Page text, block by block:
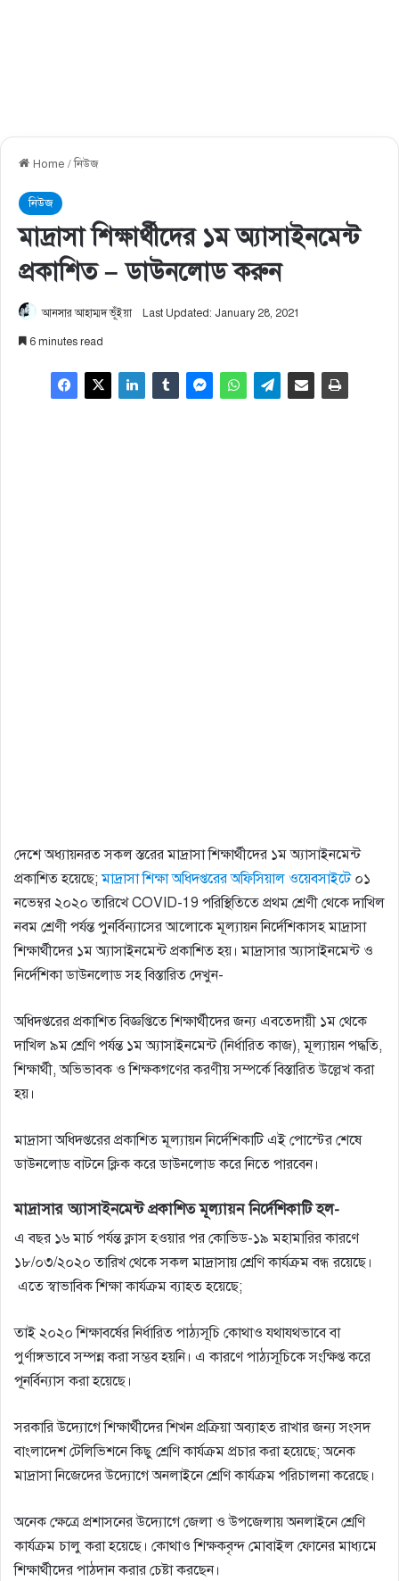
Home /নিউজ
নিউজ
মাদ্রাসা শিক্ষার্থীদের ১ম অ্যাসাইনমেন্ট
প্রকাশিত – ডাউনলোড করুন
আনসার আহাম্মদ ভূঁইয়া Last Updated: January 28, 2021
6 minutes read
দেশে অধ্যায়নরত সকল স্তরের মাদ্রাসা শিক্ষার্থীদের ১ম অ্যাসাইনমেন্ট
প্রকাশিত হয়েছে;মাদ্রাসা শিক্ষা অধিদপ্তরের অফিসিয়াল ওয়েবসাইটে০১
নভেম্বর ২০২০ তারিখে COVID-19 পরিস্থিতিতে প্রথম শ্রেণী থেকে দাখিল
নবম শ্রেণী পর্যন্ত পুনর্বিন্যাসের আলোকে মূল্যায়ন নির্দেশিকাসহ মাদ্রাসা
শিক্ষার্থীদের ১ম অ্যাসাইনমেন্ট প্রকাশিত হয়। মাদ্রাসার অ্যাসাইনমেন্ট ও
নির্দেশিকা ডাউনলোড সহ বিস্তারিত দেখুন-
অধিদপ্তরের প্রকাশিত বিজ্ঞপ্তিতে শিক্ষার্থীদের জন্য এবতেদায়ী ১ম থেকে
দাখিল ৯ম শ্রেণি পর্যন্ত ১ম অ্যাসাইনমেন্ট (নির্ধারিত কাজ), মূল্যায়ন পদ্ধতি,
শিক্ষার্থী, অভিভাবক ও শিক্ষকগণের করণীয় সম্পর্কে বিস্তারিত উল্লেখ করা
হয়।
মাদ্রাসা অধিদপ্তরের প্রকাশিত মূল্যায়ন নির্দেশিকাটি এই পোস্টের শেষে
ডাউনলোড বাটনে ক্লিক করে ডাউনলোড করে নিতে পারবেন।
মাদ্রাসার অ্যাসাইনমেন্ট প্রকাশিত মূল্যায়ন নির্দেশিকাটি হল-
এ বছর ১৬ মার্চ পর্যন্ত ক্লাস হওয়ার পর কোভিড-১৯ মহামারির কারণে
১৮/০৩/২০২০ তারিখ থেকে সকল মাদ্রাসায় শ্রেণি কার্যক্রম বন্ধ রয়েছে।
এতে স্বাভাবিক শিক্ষা কার্যক্রম ব্যাহত হয়েছে;
তাই ২০২০ শিক্ষাবর্ষের নির্ধারিত পাঠ্যসূচি কোথাও যথাযথভাবে বা
পুর্ণাঙ্গভাবে সম্পন্ন করা সম্ভব হয়নি। এ কারণে পাঠ্যসূচিকে সংক্ষিপ্ত করে
পূনর্বিন্যাস করা হয়েছে।
সরকারি উদ্যোগে শিক্ষার্থীদের শিখন প্রক্রিয়া অব্যাহত রাখার জন্য সংসদ
বাংলাদেশ টেলিভিশনে কিছু শ্রেণি কার্যক্রম প্রচার করা হয়েছে; অনেক
মাদ্রাসা নিজেদের উদ্যোগে অনলাইনে শ্রেণি কার্যক্রম পরিচালনা করেছে।
অনেক ক্ষেত্রে প্রশাসনের উদ্যোগে জেলা ও উপজেলায় অনলাইনে শ্রেণি
কার্যক্রম চালু করা হয়েছে। কোথাও শিক্ষকবৃন্দ মােবাইল ফোনের মাধ্যমে
শিক্ষার্থীদের পাঠদান করার চেষ্টা করছেন।